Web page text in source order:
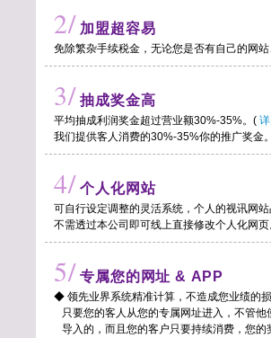
2/ 加盟超容易
免除繁杂手续税金，无论您是否有自己的网
3/ 抽成奖金高
平均抽成利润奖金超过营业额30%-35%。(
我们提供客人消费的30%-35%你的推广奖金。
4/ 个人化网站
可自行设定调整的灵活系统，个人的视讯网站
不需透过本公司即可线上直接修改个人化网页
5/ 专属您的网址 & APP
◆ 领先业界系统精准计算，不造成您业绩的损
只要您的客人从您的专属网址进入，不管
导入的，而且您的客户只要持续消费，您